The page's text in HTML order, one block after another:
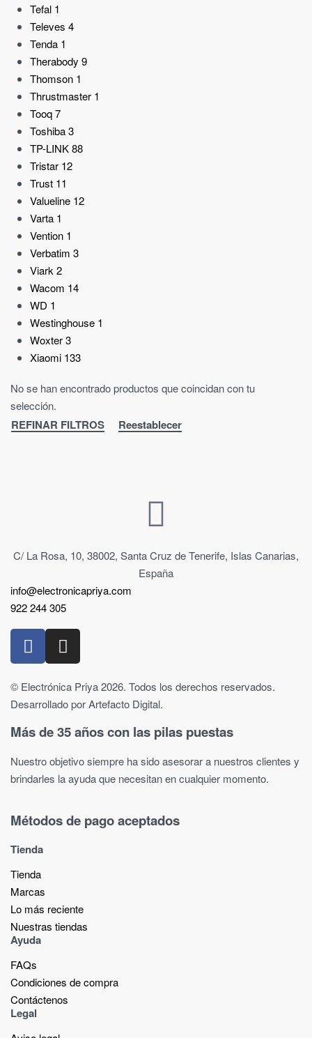
Tefal 1
Televes 4
Tenda 1
Therabody 9
Thomson 1
Thrustmaster 1
Tooq7
Toshiba3
TP-LINK88
Tristar 12
Trust 11
Valueline 12
Varta 1
Vention 1
Verbatim 3
Viark2
Wacom 14
WD 1
Westinghouse 1
Woxter3
Xiaomi 133
No se han encontrado productos que coincidan con tu
selección.
REFINAR FILTROS Reestablecer
C/ La Rosa, 10, 38002, Santa Cruz de Tenerife, Islas Canarias,
España
info@electronicapriya.com
922 244 305
© Electrónica Priya 2026. Todos los derechos reservados.
Desarrollado por Artefacto Digital.
Más de 35 años con las pilas puestas
Nuestro objetivo siempre ha sido asesorar a nuestros clientes y
brindarles la ayuda que necesitan en cualquier momento.
Métodos de pago aceptados
Tienda
Tienda
Marcas
Lo más reciente​
Nuestras tiendas​
Ayuda
FAQs
Condiciones de compra
Contáctenos
Legal